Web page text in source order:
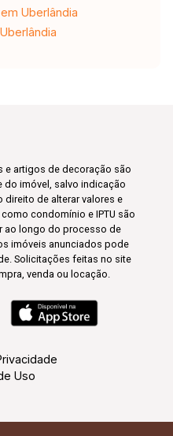
Uberlândia
e artigos de decoração são
do imóvel, salvo indicação
direito de alterar valores e
condomínio e IPTU são
ao longo do processo de
imóveis anunciados pode
Solicitações feitas no site
venda ou locação.
Uso